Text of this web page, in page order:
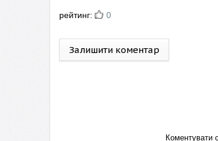
рейтинг: 0
Залишити коментар
Коментувати